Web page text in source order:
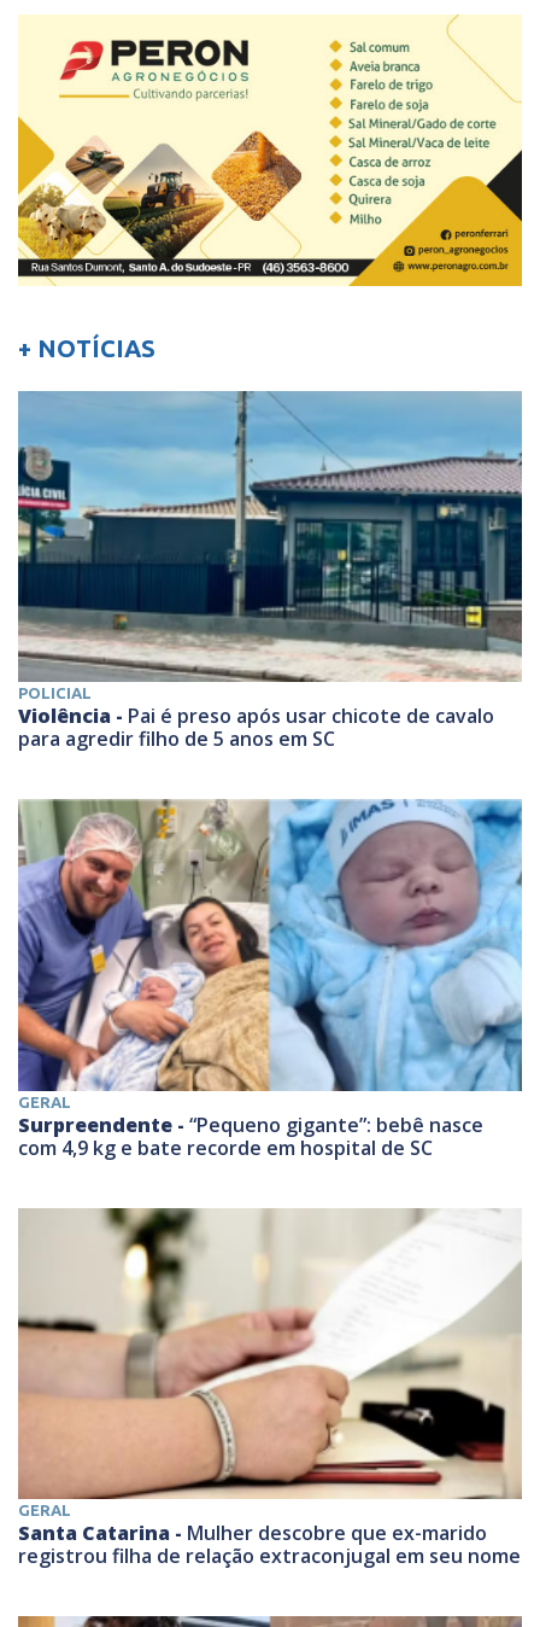
+ NOTÍCIAS
POLICIAL
Violência - Pai é preso após usar chicote de cavalo
para agredir filho de 5 anos em SC
GERAL
Surpreendente - “Pequeno gigante”: bebê nasce
com 4,9 kg e bate recorde em hospital de SC
GERAL
Santa Catarina - Mulher descobre que ex-marido
registrou filha de relação extraconjugal em seu nome